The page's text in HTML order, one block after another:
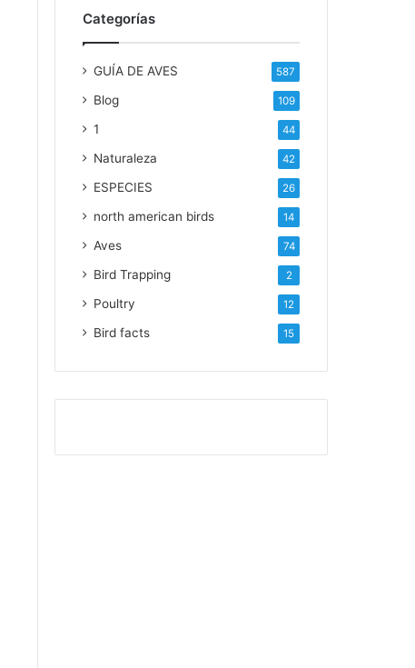
Categorías
GUÍA DE AVES 587
Blog 109
1 44
Naturaleza 42
ESPECIES 26
north american birds 14
Aves 74
Bird Trapping 2
Poultry 12
Bird facts 15